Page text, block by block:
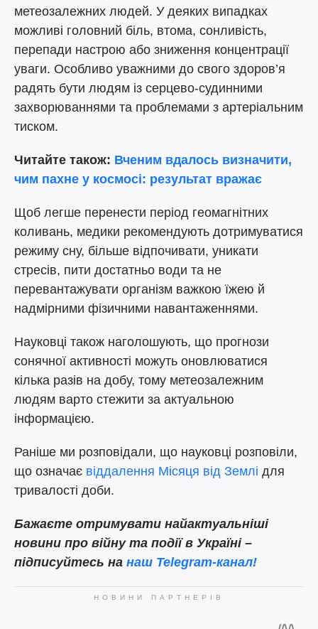
метеозалежних людей. У деяких випадках
можливі головний біль, втома, сонливість,
перепади настрою або зниження концентрації
уваги. Особливо уважними до свого здоров’я
радять бути людям із серцево-судинними
захворюваннями та проблемами з артеріальним
тиском.
Читайте також: Вченим вдалось визначити,
чим пахне у космосі: результат вражає
Щоб легше перенести період геомагнітних
коливань, медики рекомендують дотримуватися
режиму сну, більше відпочивати, уникати
стресів, пити достатньо води та не
перевантажувати організм важкою їжею й
надмірними фізичними навантаженнями.
Науковці також наголошують, що прогнози
сонячної активності можуть оновлюватися
кілька разів на добу, тому метеозалежним
людям варто стежити за актуальною
інформацією.
Раніше ми розповідали, що науковці розповіли,
що означає віддалення Місяця від Землі для
тривалості доби.
Бажаєте отримувати найактуальніші
новини про війну та події в Україні –
підписуйтесь на наш Telegram-канал!